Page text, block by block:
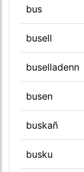
bus
busell
buselladenn
busen
buskañ
busku